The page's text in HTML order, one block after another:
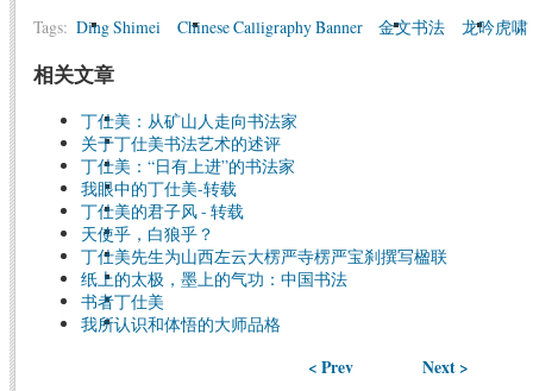
Tags: Ding Shimei Chinese Calligraphy Banner 金文书法 龙吟虎啸
相关文章
丁仕美：从矿山人走向书法家
关于丁仕美书法艺术的述评
丁仕美：“日有上进”的书法家
我眼中的丁仕美-转载
丁仕美的君子风 - 转载
天使乎，白狼乎？
丁仕美先生为山西左云大楞严寺楞严宝刹撰写楹联
纸上的太极，墨上的气功：中国书法
书者丁仕美
我所认识和体悟的大师品格
< Prev Next >